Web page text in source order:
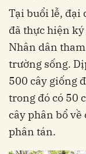
Tại buổi lễ, đại
đã thực hiện
Nhân dân
trường sống.
500 cây giống
trong đó có 50
cây phân bổ
phân tán.